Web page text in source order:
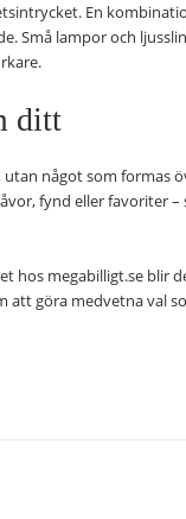
En
Små lampor och
ditt
något som formas
fynd eller favoriter
hos megabilligt.se blir
göra medvetna val